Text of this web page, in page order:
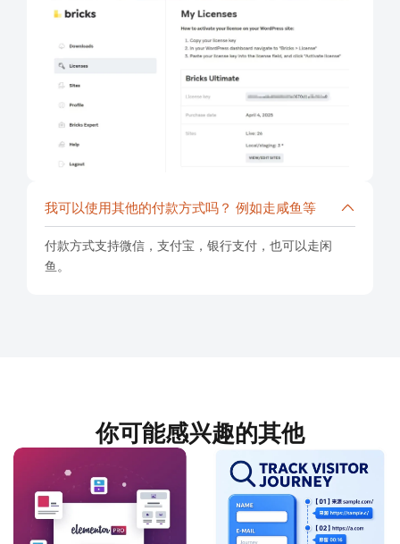
我可以使用其他的付款方式吗？ 例如走咸鱼等
付款方式支持微信，支付宝，银行支付，也可以走闲
鱼。
你可能感兴趣的其他